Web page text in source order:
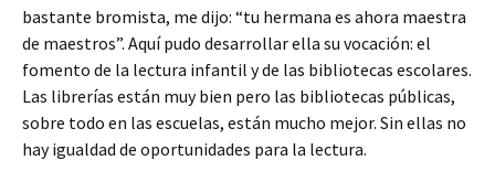
bastante bromista, me dijo: “tu hermana es ahora maestra
de maestros”. Aquí pudo desarrollar ella su vocación: el
fomento de la lectura infantil y de las bibliotecas escolares.
Las librerías están muy bien pero las bibliotecas públicas,
sobre todo en las escuelas, están mucho mejor. Sin ellas no
hay igualdad de oportunidades para la lectura.